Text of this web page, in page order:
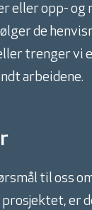
eller opp- og
de
trenger vi
arbeidene.
til oss
er